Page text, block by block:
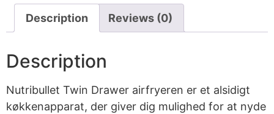
Description Reviews (0)
Description
Nutribullet Twin Drawer airfryeren er et alsidigt
køkkenapparat, der giver dig mulighed for at nyde